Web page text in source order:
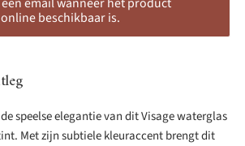
online beschikbaar is.
speelse elegantie van dit Visage waterglas
Met zijn subtiele kleuraccent brengt dit